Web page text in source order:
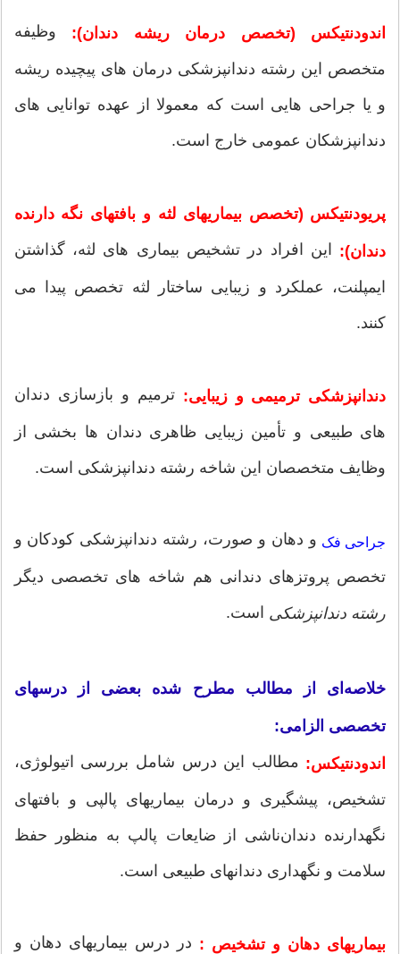
اندودنتیکس (تخصص درمان ریشه دندان): وظیفه
متخصص این رشته دندانپزشکی درمان های پیچیده ریشه
و یا جراحی هایی است که معمولا از عهده توانایی های
دندانپزشکان عمومی خارج است.
پریودنتیکس (تخصص بیماریهای لثه و بافتهای نگه دارنده
دندان): این افراد در تشخیص بیماری های لثه، گذاشتن
ایمپلنت، عملکرد و زیبایی ساختار لثه تخصص پیدا می
کنند.
دندانپزشکی ترمیمی و زیبایی: ترمیم و بازسازی دندان
های طبیعی و تأمین زیبایی ظاهری دندان ها بخشی از
وظایف متخصصان این شاخه رشته دندانپزشکی است.
جراحی فک و دهان و صورت، رشته دندانپزشکی کودکان و
تخصص پروتزهای دندانی هم شاخه های تخصصی دیگر
رشته دندانپزشکی است.
خلاصه‌ای از مطالب مطرح شده بعضی از درسهای
تخصصی الزامی:
اندودنتیکس: مطالب این درس شامل بررسی اتیولوژی،
تشخیص، پیشگیری و درمان بیماریهای پالپی و بافتهای
نگهدارنده دندان‌ناشی از ضایعات پالپ به منظور حفظ
سلامت و نگهداری دندانهای طبیعی است.
بیماریهای دهان و تشخیص : در درس بیماریهای دهان و